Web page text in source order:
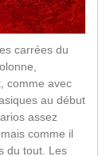
carrées du
comme avec
au début
assez
comme il
du tout. Les